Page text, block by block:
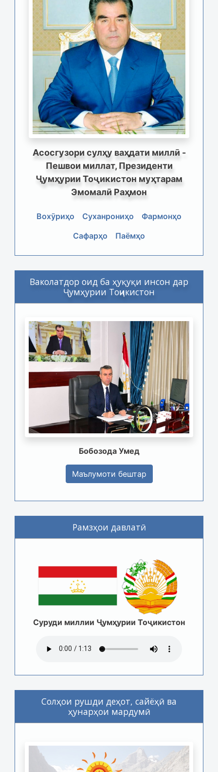
Асосгузори сулҳу ваҳдати миллӣ -
Пешвои миллат, Президенти
Ҷумҳурии Тоҷикистон муҳтарам
Эмомалӣ Раҳмон
Вохӯриҳо Суханрониҳо
Фармонҳо
Сафарҳо
Паёмҳо
Ваколатдор оид ба ҳуқуқи инсон дар
Ҷумҳурии Тоҷикистон
Бобозода Умед
Маълумоти бештар
Рамзҳои давлатӣ
Суруди миллии Ҷумҳурии Тоҷикистон
Солҳои рушди деҳот, сайёҳӣ ва
ҳунарҳои мардумӣ